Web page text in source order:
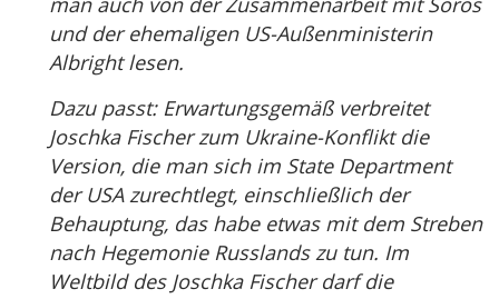
und der ehemaligen US-Außenministerin
Albright lesen.
Dazu passt: Erwartungsgemäß verbreitet
Joschka Fischer zum Ukraine-Konflikt die
Version, die man sich im State Department
der USA zurechtlegt, einschließlich der
Behauptung, das habe etwas mit dem Streben
nach Hegemonie Russlands zu tun. Im
Weltbild des Joschka Fischer darf die